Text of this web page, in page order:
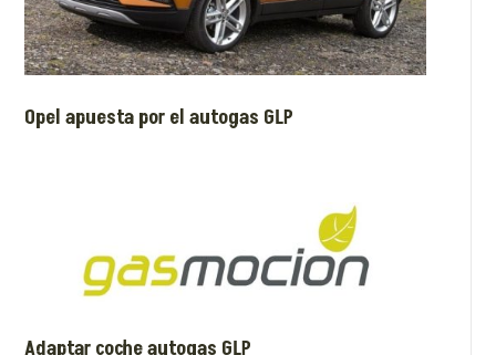
Opel apuesta por el autogas GLP
Adaptar coche autogas GLP